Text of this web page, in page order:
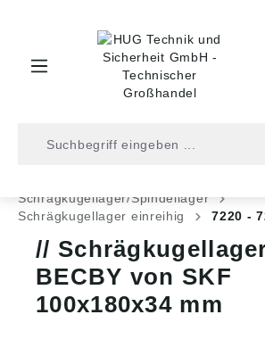
Schrägkugellager/Spindellager
Schrägkugellager einreihig
7220 -
BECBY von SKF
100x180x34 mm